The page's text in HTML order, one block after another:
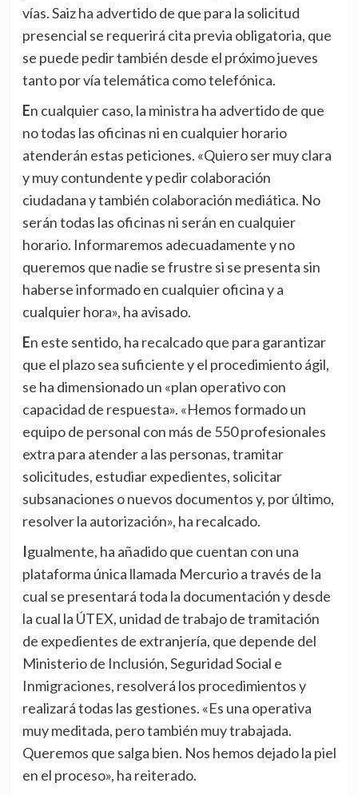
vías. Saiz ha advertido de que para la solicitud
presencial se requerirá cita previa obligatoria, que
se puede pedir también desde el próximo jueves
tanto por vía telemática como telefónica.
En cualquier caso, la ministra ha advertido de que
no todas las oficinas ni en cualquier horario
atenderán estas peticiones. «Quiero ser muy clara
y muy contundente y pedir colaboración
ciudadana y también colaboración mediática. No
serán todas las oficinas ni serán en cualquier
horario. Informaremos adecuadamente y no
queremos que nadie se frustre si se presenta sin
haberse informado en cualquier oficina y a
cualquier hora», ha avisado.
En este sentido, ha recalcado que para garantizar
que el plazo sea suficiente y el procedimiento ágil,
se ha dimensionado un «plan operativo con
capacidad de respuesta». «Hemos formado un
equipo de personal con más de 550 profesionales
extra para atender a las personas, tramitar
solicitudes, estudiar expedientes, solicitar
subsanaciones o nuevos documentos y, por último,
resolver la autorización», ha recalcado.
Igualmente, ha añadido que cuentan con una
plataforma única llamada Mercurio a través de la
cual se presentará toda la documentación y desde
la cual la ÚTEX, unidad de trabajo de tramitación
de expedientes de extranjería, que depende del
Ministerio de Inclusión, Seguridad Social e
Inmigraciones, resolverá los procedimientos y
realizará todas las gestiones. «Es una operativa
muy meditada, pero también muy trabajada.
Queremos que salga bien. Nos hemos dejado la piel
en el proceso», ha reiterado.